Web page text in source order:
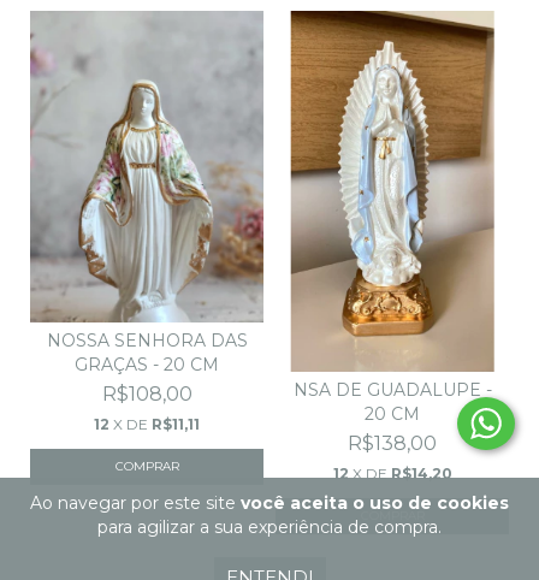
Ao navegar por este site você aceita o uso de cookies
para agilizar a sua experiência de compra.
NOSSA SENHORA DAS
GRAÇAS - 20 CM
R$108,00
12 X DE R$11,11
NSA DE GUADALUPE -
20 CM
R$138,00
12 X DE R$14,20